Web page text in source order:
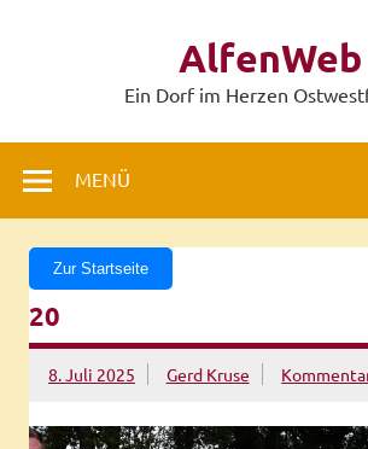
AlfenWeb
Ein Dorf im Herzen
MENÜ
Zur Startseite
20
8. Juli 2025 Gerd Kruse